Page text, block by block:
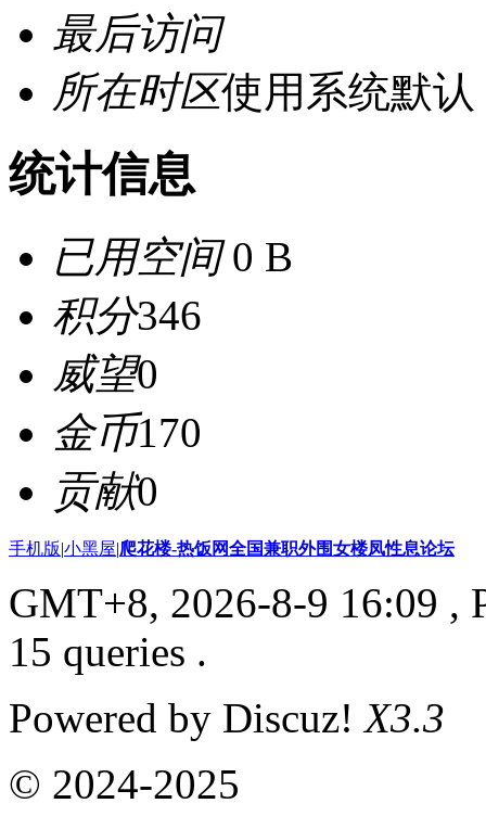
最后访问
所在时区使用系统默认
统计信息
已用空间0 B
积分346
威望0
金币170
贡献0
手机版|小黑屋|爬花楼-热饭网全国兼职外围女楼凤性息论坛
GMT+8, 2026-8-9 16:09 ,
15 queries .
Powered by Discuz!X3.3
© 2024-2025